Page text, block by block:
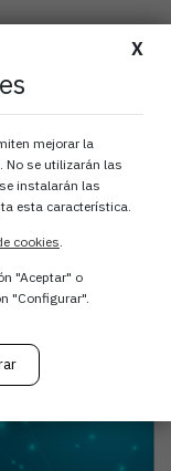
con
de
X
mejorar la
No se utilizarán las
instalarán las
esta característica.
cookies.
"Aceptar" o
"Configurar".